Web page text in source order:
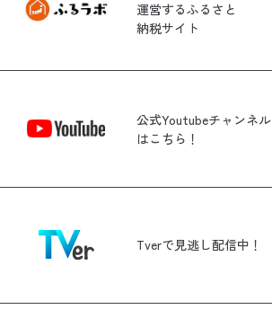
運営するふるさと
納税サイト
公式Youtubeチャンネル
はこちら！
Tverで見逃し配信中！